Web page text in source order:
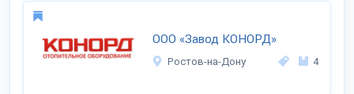
ООО «Завод КОНОРД»
Ростов-на-Дону 4